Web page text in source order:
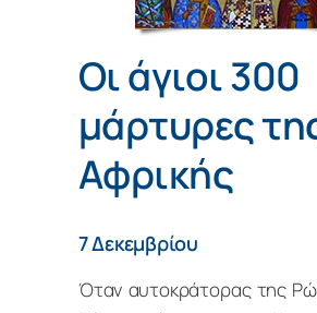
Οι άγιοι 300
μάρτυρες
Αφρικής
7 Δεκεμβρίου
Όταν αυτοκράτορας της